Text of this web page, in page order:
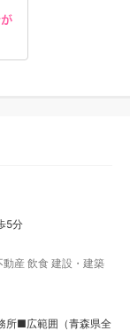
5分
動産 飲食 建設・建築
■広範囲（青森県全